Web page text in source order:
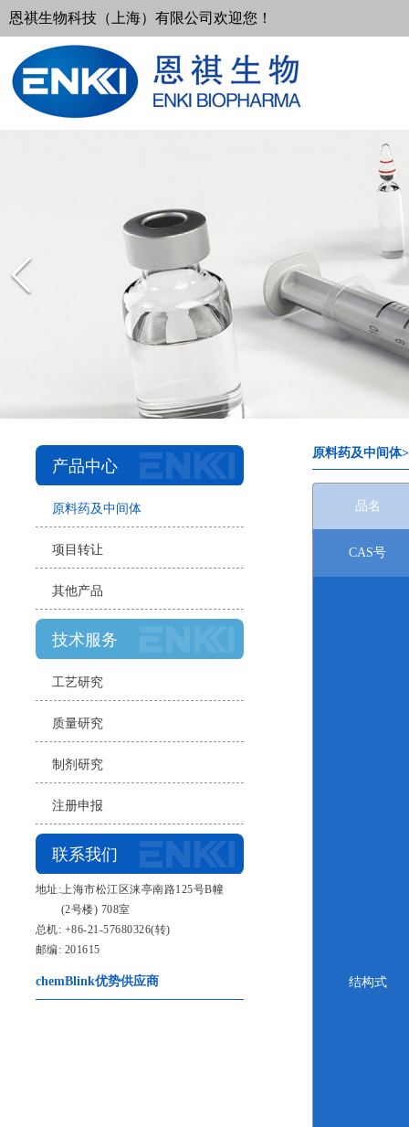
恩祺生物科技（上海）有限公司欢迎您！
产品中心
原料药及中间体
项目转让
其他产品
技术服务
工艺研究
质量研究
制剂研究
注册申报
联系我们
地址:上海市松江区涞亭南路125号B幢
(2号楼) 708室
总机: +86-21-57680326(转)
邮编: 201615
chemBlink优势供应商
原料药及中间体
品名
CAS号
结构式